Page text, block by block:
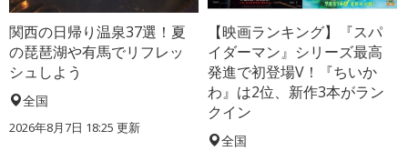
関西の日帰り温泉37選！夏
の琵琶湖や有馬でリフレッ
シュしよう
全国
2026年8月7日 18:25 更新
【映画ランキング】『スパ
イダーマン』シリーズ最高
発進で初登場V！『ちいか
わ』は2位、新作3本がラン
クイン
全国